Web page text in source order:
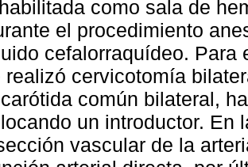
como sala de
el procedimiento
cefalorraquídeo. Para
realizó cervicotomía
común bilateral,
un introductor. En
vascular de la